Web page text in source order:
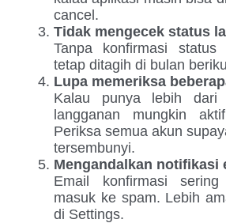
cancel.
Tidak mengecek status
Tanpa konfirmasi status
tetap ditagih di bulan
Lupa memeriksa
Kalau punya lebih dari
langganan mungkin
Periksa semua akun
tersembunyi.
Mengandalkan notifikasi
Email konfirmasi
masuk ke spam. Lebih
di Settings.